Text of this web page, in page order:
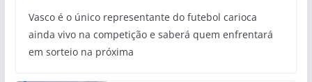
Vasco é o único representante do futebol carioca
ainda vivo na competição e saberá quem enfrentará
em sorteio na próxima